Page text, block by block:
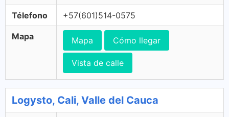
Télefono +57(601)514-0575
Mapa Mapa Cómo llegar
Vista de calle
Logysto, Cali, Valle del Cauca